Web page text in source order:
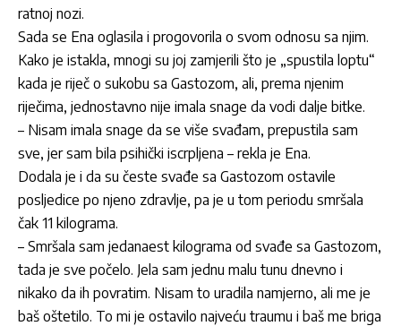
ratnoj nozi.
Sada se Ena oglasila i progovorila o svom odnosu sa njim.
Kako je istakla, mnogi su joj zamjerili što je „spustila loptu“
kada je riječ o sukobu sa Gastozom, ali, prema njenim
riječima, jednostavno nije imala snage da vodi dalje bitke.
– Nisam imala snage da se više svađam, prepustila sam
sve, jer sam bila psihički iscrpljena – rekla je Ena.
Dodala je i da su česte svađe sa Gastozom ostavile
posljedice po njeno zdravlje, pa je u tom periodu smršala
čak 11 kilograma.
– Smršala sam jedanaest kilograma od svađe sa Gastozom,
tada je sve počelo. Jela sam jednu malu tunu dnevno i
nikako da ih povratim. Nisam to uradila namjerno, ali me je
baš oštetilo. To mi je ostavilo najveću traumu i baš me briga